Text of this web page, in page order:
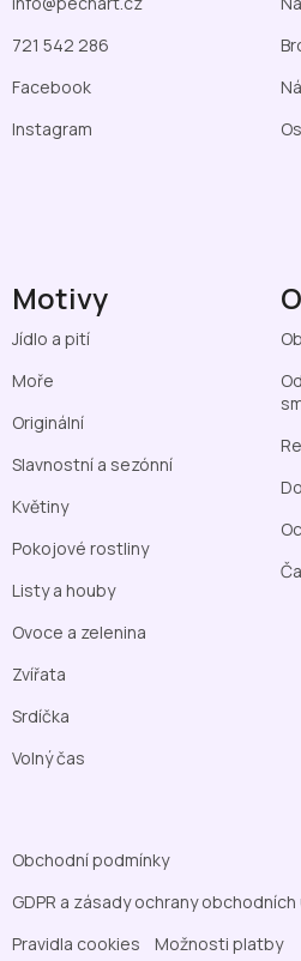
721 542 286
Facebook
Instagram
Motivy
Jídlo a pití
Moře
Originální
Slavnostní a sezónní
Květiny
Pokojové rostliny
Listy a houby
Ovoce a zelenina
Zvířata
Srdíčka
Volný čas
Obchodní podmínky
GDPR a zásady ochrany
Pravidla cookies
Možnosti platby